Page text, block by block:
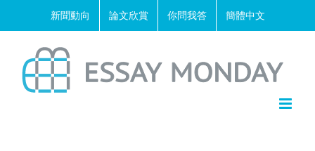
新聞動向 論文欣賞 你問我答 簡體中文